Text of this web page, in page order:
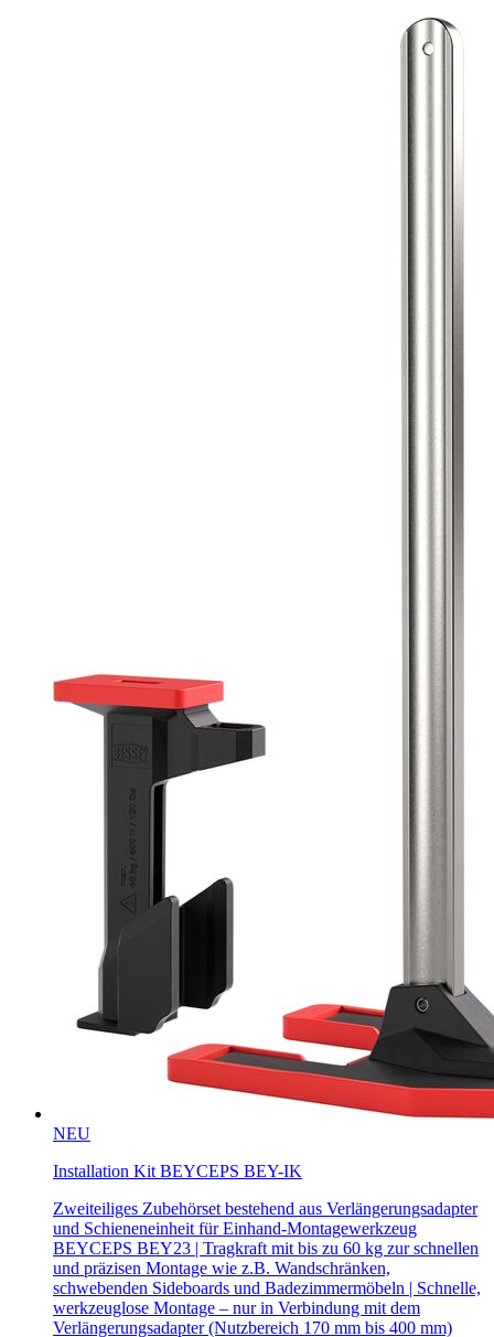
NEU
Installation Kit BEYCEPS BEY-IK
Zweiteiliges Zubehörset bestehend aus Verlängerungsadapter
und Schieneneinheit für Einhand-Montagewerkzeug
BEYCEPS BEY23 | Tragkraft mit bis zu 60 kg zur schnellen
und präzisen Montage wie z.B. Wandschränken,
schwebenden Sideboards und Badezimmermöbeln | Schnelle,
werkzeuglose Montage – nur in Verbindung mit dem
Verlängerungsadapter (Nutzbereich 170 mm bis 400 mm)